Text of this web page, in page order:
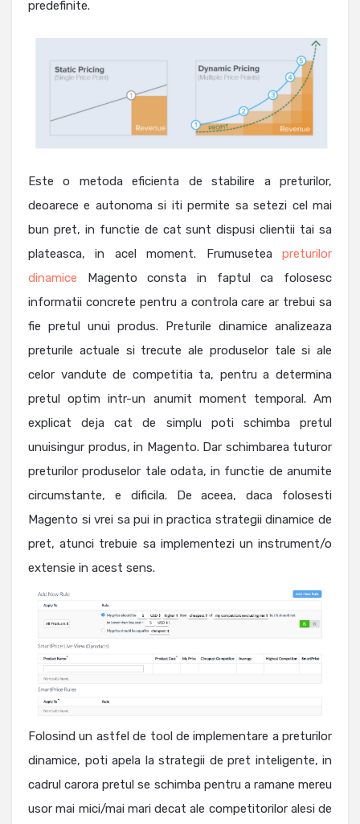
predefinite.
Este o metoda eficienta de stabilire a preturilor,
deoarece e autonoma si iti permite sa setezi cel mai
bun pret, in functie de cat sunt dispusi clientii tai sa
plateasca, in acel moment. Frumusetea preturilor
dinamice Magento consta in faptul ca folosesc
informatii concrete pentru a controla care ar trebui sa
fie pretul unui produs. Preturile dinamice analizeaza
preturile actuale si trecute ale produselor tale si ale
celor vandute de competitia ta, pentru a determina
pretul optim intr-un anumit moment temporal. Am
explicat deja cat de simplu poti schimba pretul
unuisingur produs, in Magento. Dar schimbarea tuturor
preturilor produselor tale odata, in functie de anumite
circumstante, e dificila. De aceea, daca folosesti
Magento si vrei sa pui in practica strategii dinamice de
pret, atunci trebuie sa implementezi un instrument/o
extensie in acest sens.
Folosind un astfel de tool de implementare a preturilor
dinamice, poti apela la strategii de pret inteligente, in
cadrul carora pretul se schimba pentru a ramane mereu
usor mai mici/mai mari decat ale competitorilor alesi de